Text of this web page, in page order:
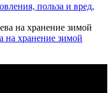
польза и вред,
на хранение зимой